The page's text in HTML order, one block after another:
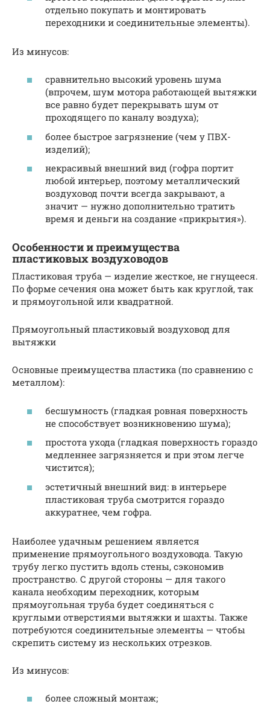
отдельно покупать и монтировать
переходники и соединительные элементы).
Из минусов:
сравнительно высокий уровень шума
(впрочем, шум мотора работающей вытяжки
все равно будет перекрывать шум от
проходящего по каналу воздуха);
более быстрое загрязнение (чем у ПВХ-
изделий);
некрасивый внешний вид (гофра портит
любой интерьер, поэтому металлический
воздуховод почти всегда закрывают, а
значит — нужно дополнительно тратить
время и деньги на создание «прикрытия»).
Особенности и преимущества
пластиковых воздуховодов
Пластиковая труба — изделие жесткое, не гнущееся.
По форме сечения она может быть как круглой, так
и прямоугольной или квадратной.
Прямоугольный пластиковый воздуховод для
вытяжки
Основные преимущества пластика (по сравнению с
металлом):
бесшумность (гладкая ровная поверхность
не способствует возникновению шума);
простота ухода (гладкая поверхность гораздо
медленнее загрязняется и при этом легче
чистится);
эстетичный внешний вид: в интерьере
пластиковая труба смотрится гораздо
аккуратнее, чем гофра.
Наиболее удачным решением является
применение прямоугольного воздуховода. Такую
трубу легко пустить вдоль стены, сэкономив
пространство. С другой стороны — для такого
канала необходим переходник, которым
прямоугольная труба будет соединяться с
круглыми отверстиями вытяжки и шахты. Также
потребуются соединительные элементы — чтобы
скрепить систему из нескольких отрезков.
Из минусов:
более сложный монтаж;